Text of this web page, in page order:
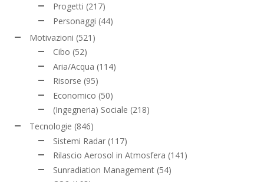
Progetti (217)
Personaggi (44)
Motivazioni (521)
Cibo (52)
Aria/Acqua (114)
Risorse (95)
Economico (50)
(Ingegneria) Sociale (218)
Tecnologie (846)
Sistemi Radar (117)
Rilascio Aerosol in Atmosfera (141)
Sunradiation Management (54)